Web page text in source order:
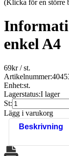
(Klicka för en större
enkel A4
69kr/ st.
Artikelnummer:
Enhet:st.
Lagerstatus:I lager
St:
Lägg i varukorg
Beskrivning